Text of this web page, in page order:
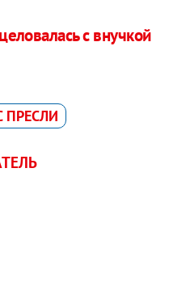
с внучкой
ПРЕСЛИ